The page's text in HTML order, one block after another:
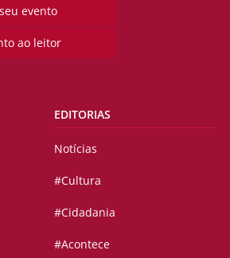
evento
ao leitor
EDITORIAS
Notícias
#Cultura
#Cidadania
#Acontece